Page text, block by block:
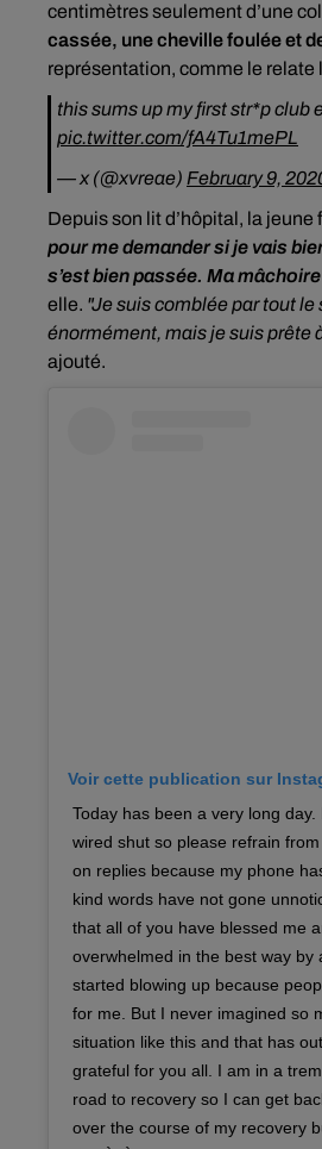
centimètres seulement d’une
cassée, une cheville foulée et
représentation, comme le relate
pic.twitter.com/fA4Tu1mePL
— x (@xvreae) February 9,
Depuis son lit d’hôpital, la
pour me demander si je vais
s’est bien passée. Ma
elle. "Je suis comblée par tout
énormément, mais je suis prête
ajouté.
Voir cette publication sur
Today has been a very long day.
wired shut so please refrain
on replies because my phone
kind words have not gone
that all of you have blessed me
overwhelmed in the best way by
started blowing up because
for me. But I never imagined so
situation like this and that has
grateful for you all. I am in a
road to recovery so I can get
over the course of my recovery